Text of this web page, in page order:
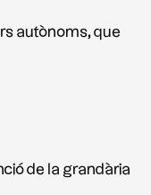
autònoms, que
de la grandària